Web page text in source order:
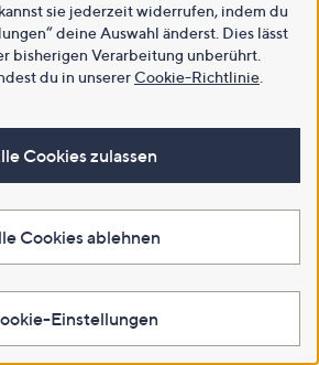
sie jederzeit widerrufen, indem du
deine Auswahl änderst. Dies lässt
bisherigen Verarbeitung unberührt.
du in unsererCookie-Richtlinie
Cookies zulassen
Cookies ablehnen
Einstellungen